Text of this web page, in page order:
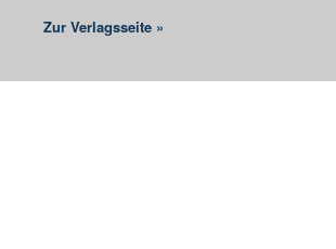
Zur Verlagsseite »